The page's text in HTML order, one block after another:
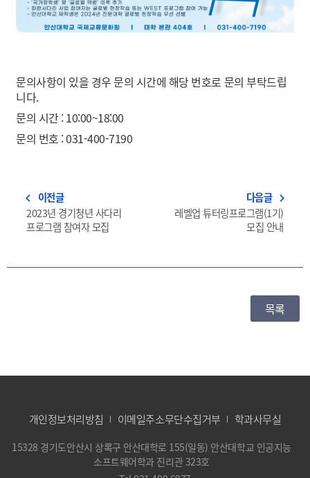
문의사항이 있을 경우 문의 시간에 해당 번호로 문의 부탁드립
니다.
문의 시간 : 10:00~18:00
문의 번호 : 031-400-7190
navigate_before 이전글
2023년 경기청년 사다리
프로그램 참여자 모집
다음글 navigate_next
레벨업 튜터링프로그램(1기)
모집 안내
목록
개인정보처리방침 이메일주소무단수집거부 학과사무실
15328 경기도안산시 상록구 안산대학로 155(일동) 안산대학교 인공지능
소프트웨어학과 진리관 323호